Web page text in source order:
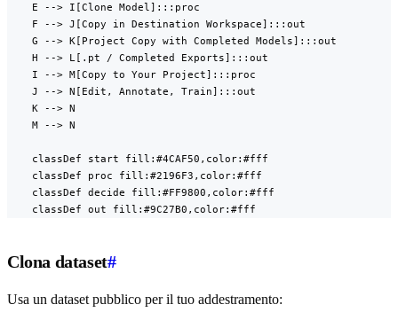
    E --> I[Clone Model]:::proc
    F --> J[Copy in Destination Workspace]:::out
    G --> K[Project Copy with Completed Models]:::out
    H --> L[.pt / Completed Exports]:::out
    I --> M[Copy to Your Project]:::proc
    J --> N[Edit, Annotate, Train]:::out
    K --> N
    M --> N
    classDef start fill:#4CAF50,color:#fff
    classDef proc fill:#2196F3,color:#fff
    classDef decide fill:#FF9800,color:#fff
    classDef out fill:#9C27B0,color:#fff
Clona dataset#
Usa un dataset pubblico per il tuo addestramento: